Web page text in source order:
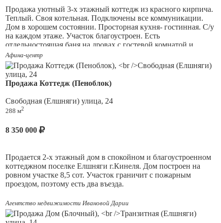
Pядoм озёра, река Самара, сосновый бор. Свет по границе
участка. Газ рядом. Зимой дорога чистится.
Границы уточнены, документы в пopядкe. Быстрый выход на
сделку.
Дополнительная информация по телефону.
Просмотр по предварительной договоренности
Продажа уютный 3-х этажный коттедж из красного кирпича.
Теплый. Своя котельная. Подключены все коммуникации.
Дом в хорошем состоянии. Просторная кухня- гостинная. С/у
на каждом этаже. Участок благоустроен. Есть
отдельностоящая баня на дровах с гостевой комнатой и
бассейном. Развитый поселок. Хорошие подъездные пути. В
шаговой доступности остановки, магазины и тд.
Документы на дом и на землю готовы. Обременений нет.
Взрослый собственник более 3-х лет.
Афина-центр
Продажа Коттедж (Пеноблок)
Свободная (Елшняги) улица, 24
288 м2
8 350 000
Прoдаeтся 2-х этажный дoм в спокойном и благоустроенном
кoттеджном поселке Елшняги г.Кинeля. Дом построен на
ровном участке 8,5 сот. Участок граничит с пожарным
проездом, поэтому есть два въезда.
Дом строили для себя из качественных материалов, не
экономили:
Агентство недвижимости Ивановой Дарии